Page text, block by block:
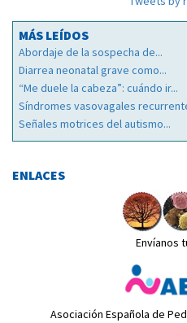
MÁS LEÍDOS
Abordaje de la sospecha de...
Diarrea neonatal grave como...
“Me duele la cabeza”: cuándo ir...
Síndromes vasovagales
Señales motrices del autismo...
ENLACES
Envíanos
Asociación Española de